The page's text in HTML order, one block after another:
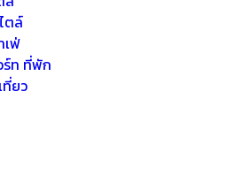
ตล์
เฟ่
ร์ท ที่พัก
ที่ยว